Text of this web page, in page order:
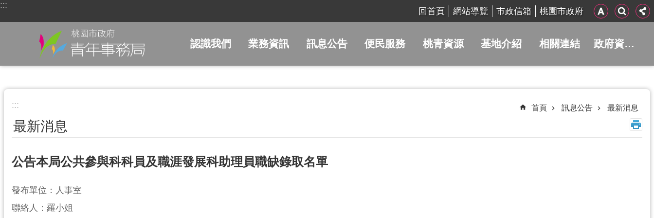
跳到主要內容區塊
:::
回首頁 網站導覽 市政信箱 桃園市政府
認識我們 業務資訊 訊息公告 便民服務 桃青資源 基地介紹 相關連結 政府資訊公開
::: 首頁 訊息公告 最新消息
最新消息
公告本局公共參與科科員及職涯發展科助理員職缺錄取名單
發布單位：人事室
聯絡人：羅小姐